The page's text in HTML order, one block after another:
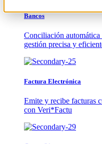
Bancos
Conciliación automática
gestión precisa y
Factura Electrónica
Emite y recibe facturas
con Veri*Factu